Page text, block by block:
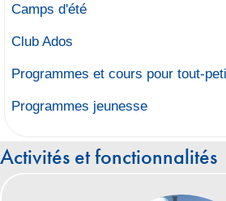
Camps d'été
Club Ados
Programmes et cours pour tout-
Programmes jeunesse
Activités et fonctionnalités